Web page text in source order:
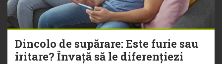
Dincolo de supărare: Este furie sau
iritare? Învață să le diferențiezi